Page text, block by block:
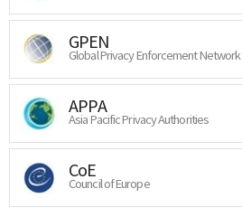
GPEN
Global Privacy Enforcement Network
APPA
Asia Pacific Privacy Authorities
CoE
Council of Europe